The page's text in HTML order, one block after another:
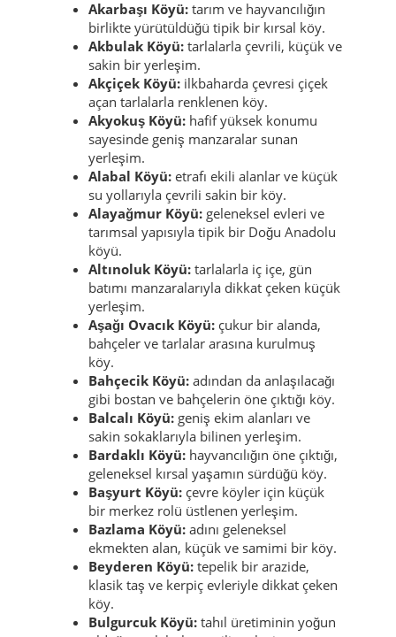
Akarbaşı Köyü: tarım ve hayvancılığın
birlikte yürütüldüğü tipik bir kırsal köy.
Akbulak Köyü: tarlalarla çevrili, küçük ve
sakin bir yerleşim.
Akçiçek Köyü: ilkbaharda çevresi çiçek
açan tarlalarla renklenen köy.
Akyokuş Köyü: hafif yüksek konumu
sayesinde geniş manzaralar sunan
yerleşim.
Alabal Köyü: etrafı ekili alanlar ve küçük
su yollarıyla çevrili sakin bir köy.
Alayağmur Köyü: geleneksel evleri ve
tarımsal yapısıyla tipik bir Doğu Anadolu
köyü.
Altınoluk Köyü: tarlalarla iç içe, gün
batımı manzaralarıyla dikkat çeken küçük
yerleşim.
Aşağı Ovacık Köyü: çukur bir alanda,
bahçeler ve tarlalar arasına kurulmuş
köy.
Bahçecik Köyü: adından da anlaşılacağı
gibi bostan ve bahçelerin öne çıktığı köy.
Balcalı Köyü: geniş ekim alanları ve
sakin sokaklarıyla bilinen yerleşim.
Bardaklı Köyü: hayvancılığın öne çıktığı,
geleneksel kırsal yaşamın sürdüğü köy.
Başyurt Köyü: çevre köyler için küçük
bir merkez rolü üstlenen yerleşim.
Bazlama Köyü: adını geleneksel
ekmekten alan, küçük ve samimi bir köy.
Beyderen Köyü: tepelik bir arazide,
klasik taş ve kerpiç evleriyle dikkat çeken
köy.
Bulgurcuk Köyü: tahıl üretiminin yoğun